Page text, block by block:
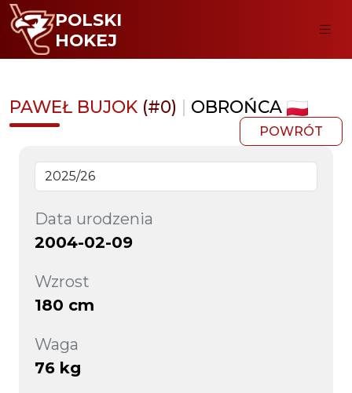
POLSKI
HOKEJ
PAWEŁ BUJOK (#0) | OBROŃCA
POWRÓT
Data urodzenia
2004-02-09
Wzrost
180 cm
Waga
76 kg